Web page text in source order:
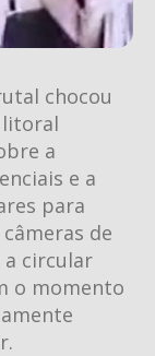
chocou
litoral
a
e a
para
de
circular
o momento